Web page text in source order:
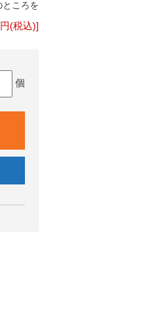
ところを
(税込)]
個